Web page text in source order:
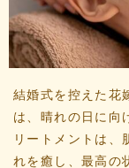
結婚式を控えた花
は、晴れの日に向
リートメントは、
れを癒し、最高の